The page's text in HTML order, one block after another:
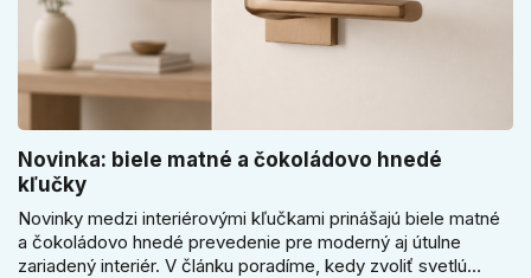
Novinka: biele matné a čokoládovo hnedé
kľučky
Novinky medzi interiérovými kľučkami prinášajú biele matné
a čokoládovo hnedé prevedenie pre moderný aj útulne
zariadený interiér. V článku poradíme, kedy zvoliť svetlú